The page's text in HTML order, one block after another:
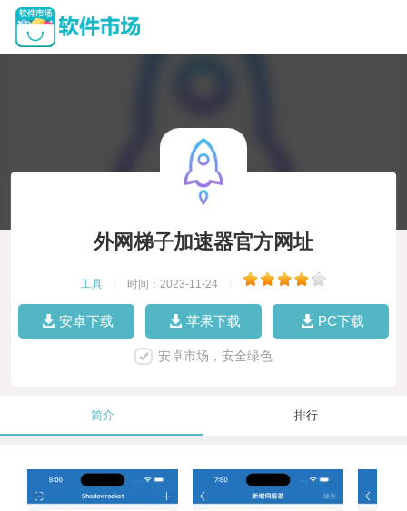
外网梯子加速器官方网址
工具 时间：2023-11-24
安卓下载 苹果下载 PC下载
安卓市场，安全绿色
简介 排行